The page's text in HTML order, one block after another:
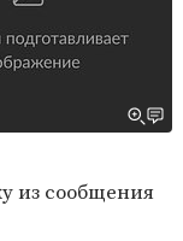
из сообщения